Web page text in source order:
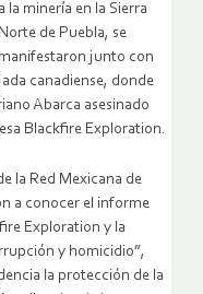
a la minería en la Sierra
Norte de Puebla, se
manifestaron junto con
canadiense, donde
Abarca asesinado
Blackfire Exploration.
la Red Mexicana de
a conocer el informe
Exploration y la
y homicidio”,
la protección de la